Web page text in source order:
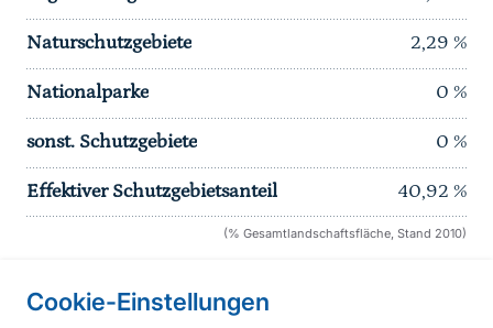
Cookie-Einstellungen
Naturschutzgebiete 2,29 %
Nationalparke 0 %
sonst. Schutzgebiete 0 %
Effektiver Schutzgebietsanteil 40,92 %
(% Gesamtlandschaftsfläche, Stand 2010)
Informationen zur Seite